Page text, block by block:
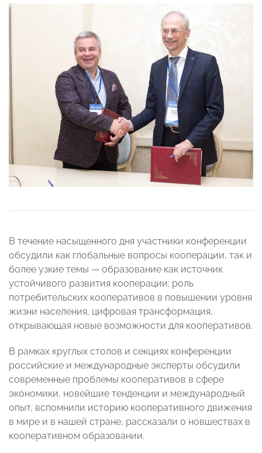
В течение насыщенного дня участники конференции
обсудили как глобальные вопросы кооперации, так и
более узкие темы — образование как источник
устойчивого развития кооперации; роль
потребительских кооперативов в повышении уровня
жизни населения, цифровая трансформация,
открывающая новые возможности для кооперативов.
В рамках круглых столов и секциях конференции
российские и международные эксперты обсудили
современные проблемы кооперативов в сфере
экономики, новейшие тенденции и международный
опыт, вспомнили историю кооперативного движения
в мире и в нашей стране, рассказали о новшествах в
кооперативном образовании.